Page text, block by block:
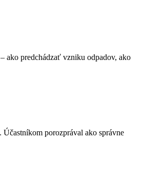
ako predchádzať vzniku odpadov, ako
porozprával ako správne